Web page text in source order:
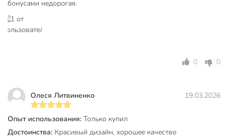
Из какого материала изготовлены носки и как они
выглядят?
цвет с оригинальными надписями, высокую посадку и
обувью.
Техническая информация
Бренд
Conte
бонусами недорогая.
0 0
Олеся Литвиненко 19.03.2026
Опыт использования: Только купил
Достоинства: Красивый дизайн, хорошее качество